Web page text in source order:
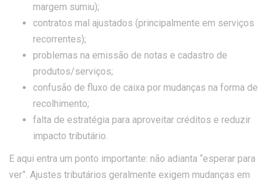
margem sumiu);
contratos mal ajustados (principalmente em serviços
recorrentes);
problemas na emissão de notas e cadastro de
produtos/serviços;
confusão de fluxo de caixa por mudanças na forma de
recolhimento;
falta de estratégia para aproveitar créditos e reduzir
impacto tributário.
E aqui entra um ponto importante: não adianta “esperar para
ver”. Ajustes tributários geralmente exigem mudanças em